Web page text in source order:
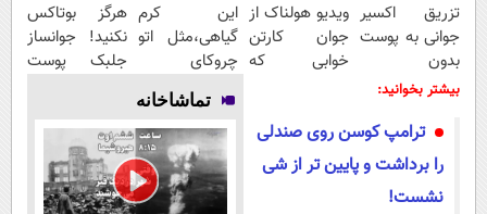
تزریق اکسیر
جوانی به پوست
بدون
سوزن40%تخفیف
ویدیو هولناک از
جوان کارتن
خوابی که
این کرم
گیاهی،مثل اتو
چروکای
پوستتوصاف
میکنه!50%تخفیف
هرگز بوتاکس
نکنید! جوانساز
جلبک پوست
بیشتر بخوانید:
ترامپ کوسن روی صندلی
را برداشت و پایین تر از شی
نشست!
تماشاخانه